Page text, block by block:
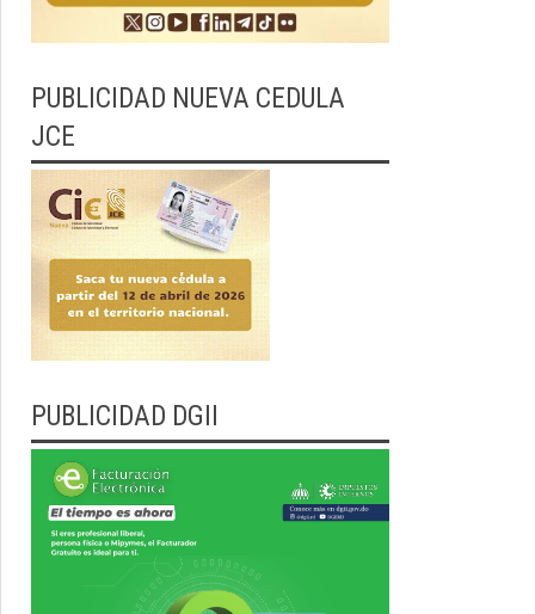
PUBLICIDAD NUEVA CEDULA
JCE
PUBLICIDAD DGII